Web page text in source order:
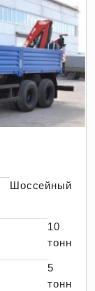
Шоссейный
10
тонн
5
тонн